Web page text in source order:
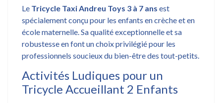
Le Tricycle Taxi Andreu Toys 3 à 7 ans est
spécialement conçu pour les enfants en crèche et en
école maternelle. Sa qualité exceptionnelle et sa
robustesse en font un choix privilégié pour les
professionnels soucieux du bien-être des tout-petits.
Activités Ludiques pour un
Tricycle Accueillant 2 Enfants